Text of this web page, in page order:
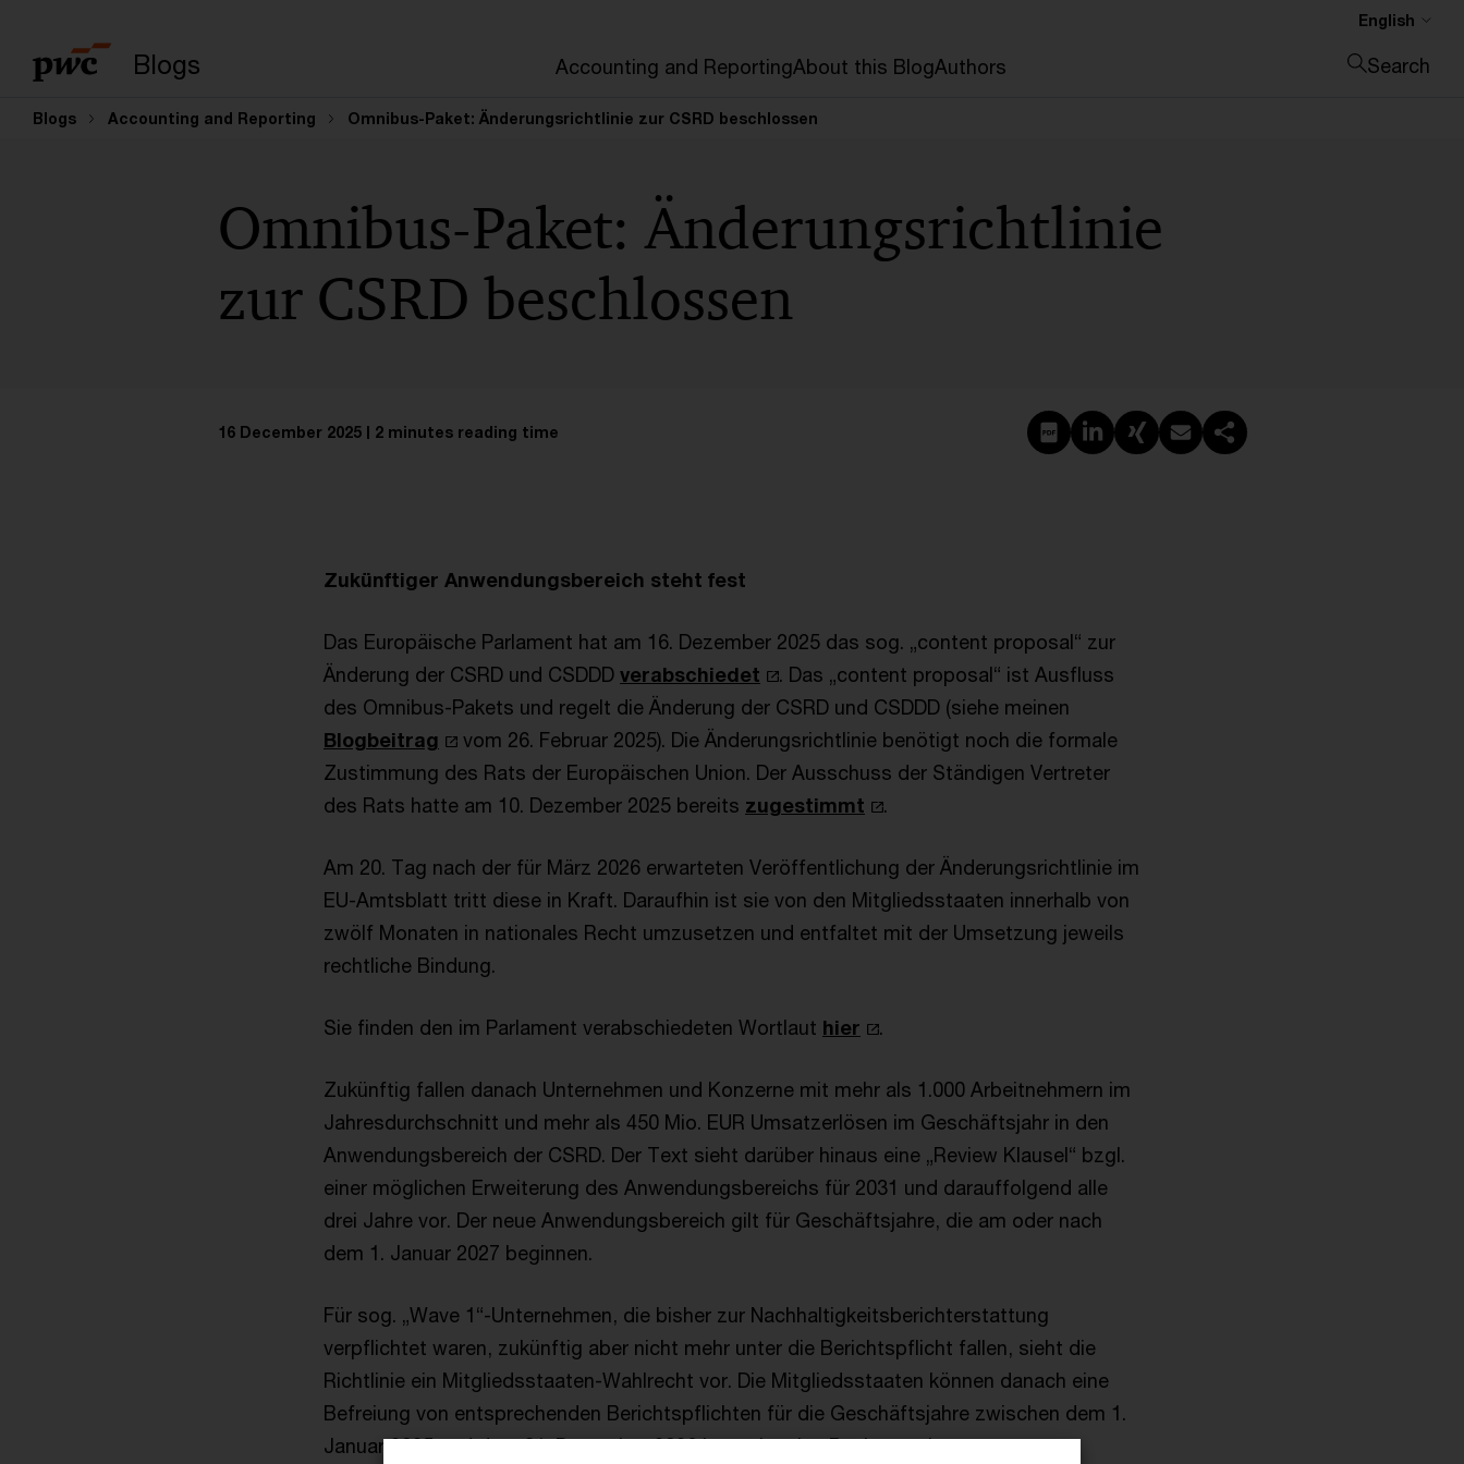
Blogs Accounting and ReportingAbout this BlogAuthors
English
Search
Close search
Blogs Accounting and Reporting Omnibus-Paket: Änderungsrichtlinie zur CSRD beschlossen
Omnibus-Paket: Änderungsrichtlinie
zur CSRD beschlossen
16 December 2025 2 minutes reading time Create PDF
Share on LinkedIn
Share on Xing
Share via email
Copy link
Zukünftiger Anwendungsbereich steht fest
Das Europäische Parlament hat am 16. Dezember 2025 das sog. „content proposal“ zur
Änderung der CSRD und CSDDD verabschiedet
. Das „content proposal“ ist Ausfluss
des Omnibus-Pakets und regelt die Änderung der CSRD und CSDDD (siehe meinen
Blogbeitrag
vom 26. Februar 2025). Die Änderungsrichtlinie benötigt noch die formale
Zustimmung des Rats der Europäischen Union. Der Ausschuss der Ständigen Vertreter
des Rats hatte am 10. Dezember 2025 bereits zugestimmt .
Am 20. Tag nach der für März 2026 erwarteten Veröffentlichung der Änderungsrichtlinie im
EU-Amtsblatt tritt diese in Kraft. Daraufhin ist sie von den Mitgliedsstaaten innerhalb von
zwölf Monaten in nationales Recht umzusetzen und entfaltet mit der Umsetzung jeweils
rechtliche Bindung.
Sie finden den im Parlament verabschiedeten Wortlaut hier .
Zukünftig fallen danach Unternehmen und Konzerne mit mehr als 1.000 Arbeitnehmern im
Jahresdurchschnitt und mehr als 450 Mio. EUR Umsatzerlösen im Geschäftsjahr in den
Anwendungsbereich der CSRD. Der Text sieht darüber hinaus eine „Review Klausel“ bzgl.
einer möglichen Erweiterung des Anwendungsbereichs für 2031 und darauffolgend alle
drei Jahre vor. Der neue Anwendungsbereich gilt für Geschäftsjahre, die am oder nach
dem 1. Januar 2027 beginnen.
Für sog. „Wave 1“-Unternehmen, die bisher zur Nachhaltigkeitsberichterstattung
verpflichtet waren, zukünftig aber nicht mehr unter die Berichtspflicht fallen, sieht die
Richtlinie ein Mitgliedsstaaten-Wahlrecht vor. Die Mitgliedsstaaten können danach eine
Befreiung von entsprechenden Berichtspflichten für die Geschäftsjahre zwischen dem 1.
Januar 2025 und dem 31. Dezember 2026 im nationalen Recht regeln.